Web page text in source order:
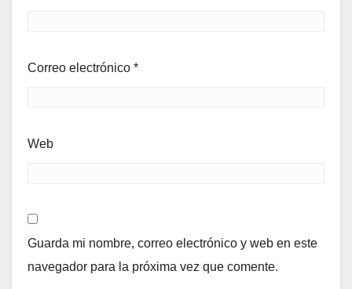
Correo electrónico *
Web
Guarda mi nombre, correo electrónico y web en este
navegador para la próxima vez que comente.